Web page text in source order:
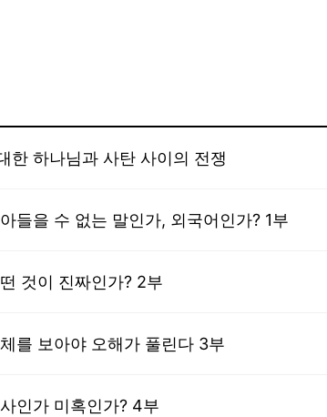
한 하나님과 사탄 사이의 전쟁
들을 수 없는 말인가, 외국어인가? 1부
것이 진짜인가? 2부
를 보아야 오해가 풀린다 3부
인가 미혹인가? 4부